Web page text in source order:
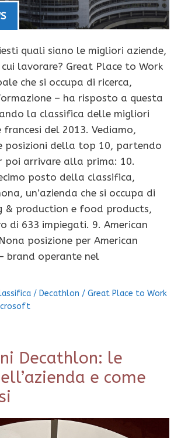
quali siano le migliori aziende,
lavorare? Great Place to Work
che si occupa di ricerca,
– ha risposto a questa
la classifica delle migliori
francesi del 2013. Vediamo,
posizioni della top 10, partendo
poi arrivare alla prima: 10.
posto della classifica,
un’azienda che si occupa di
& production e food products,
di 633 impiegati. 9. American
posizione per American
brand operante nel
/ Decathlon / Great Place to Work
Decathlon: le
e come